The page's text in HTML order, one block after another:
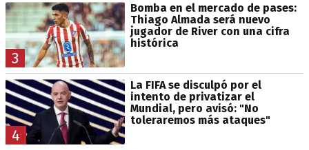
3
Bomba en el mercado de pases:
Thiago Almada será nuevo
jugador de River con una cifra
histórica
4
La FIFA se disculpó por el
intento de privatizar el
Mundial, pero avisó: "No
toleraremos más ataques"